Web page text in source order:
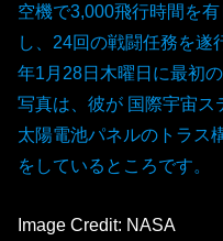
空機で3,000飛行時間を
し、24回の戦闘任務を遂
年1月28日木曜日に最初
写真は、彼が 国際宇宙ス
太陽電池パネルのトラス
をしているところです。
Image Credit: NASA